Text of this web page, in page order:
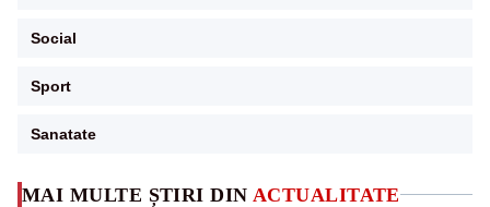
MAI MULTE ȘTIRI DIN ACTUALITATE
Social
Sport
Sanatate